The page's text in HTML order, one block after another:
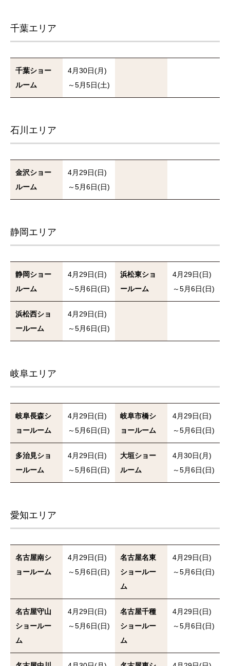
千葉エリア
千葉ショー
ルーム
4月30日(月)
～5月5日(土)
石川エリア
金沢ショー
ルーム
4月29日(日)
～5月6日(日)
静岡エリア
静岡ショー
ルーム
4月29日(日)
～5月6日(日)
浜松東ショ
ールーム
4月29日(日)
～5月6日(日)
浜松西ショ
ールーム
4月29日(日)
～5月6日(日)
岐阜エリア
岐阜長森シ
ョールーム
4月29日(日)
～5月6日(日)
岐阜市橋シ
ョールーム
4月29日(日)
～5月6日(日)
多治見ショ
ールーム
4月29日(日)
～5月6日(日)
大垣ショー
ルーム
4月30日(月)
～5月6日(日)
愛知エリア
名古屋南シ
ョールーム
4月29日(日)
～5月6日(日)
名古屋名東
ショールー
ム
4月29日(日)
～5月6日(日)
名古屋守山
ショールー
ム
4月29日(日)
～5月6日(日)
名古屋千種
ショールー
ム
4月29日(日)
～5月6日(日)